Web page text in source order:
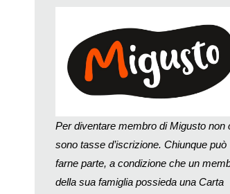
Per diventare membro di Migusto non
sono tasse d’iscrizione. Chiunque può
farne parte, a condizione che un
della sua famiglia possieda una Carta